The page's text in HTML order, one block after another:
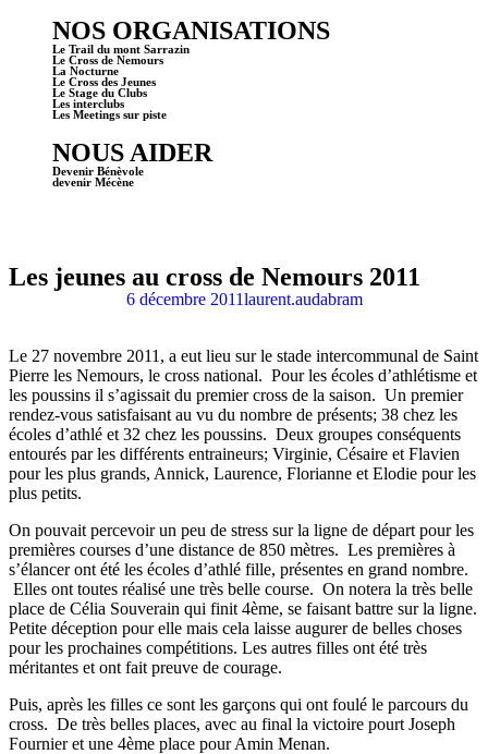
NOS ORGANISATIONS
Le Trail du mont Sarrazin
Le Cross de Nemours
La Nocturne
Le Cross des Jeunes
Le Stage du Clubs
Les interclubs
Les Meetings sur piste
NOUS AIDER
Devenir Bénèvole
devenir Mécène
Les jeunes au cross de Nemours 2011
6 décembre 2011laurent.audabram
Le 27 novembre 2011, a eut lieu sur le stade intercommunal de Saint
Pierre les Nemours, le cross national. Pour les écoles d’athlétisme et
les poussins il s’agissait du premier cross de la saison. Un premier
rendez-vous satisfaisant au vu du nombre de présents; 38 chez les
écoles d’athlé et 32 chez les poussins. Deux groupes conséquents
entourés par les différents entraineurs; Virginie, Césaire et Flavien
pour les plus grands, Annick, Laurence, Florianne et Elodie pour les
plus petits.
On pouvait percevoir un peu de stress sur la ligne de départ pour les
premières courses d’une distance de 850 mètres. Les premières à
s’élancer ont été les écoles d’athlé fille, présentes en grand nombre.
Elles ont toutes réalisé une très belle course. On notera la très belle
place de Célia Souverain qui finit 4ème, se faisant battre sur la ligne.
Petite déception pour elle mais cela laisse augurer de belles choses
pour les prochaines compétitions. Les autres filles ont été très
méritantes et ont fait preuve de courage.
Puis, après les filles ce sont les garçons qui ont foulé le parcours du
cross. De très belles places, avec au final la victoire pourt Joseph
Fournier et une 4ème place pour Amin Menan.